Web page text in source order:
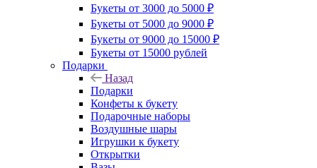
Букеты от 3000 до 5000 ₽
Букеты от 5000 до 9000 ₽
Букеты от 9000 до 15000 ₽
Букеты от 15000 рублей
Подарки
Назад
Подарки
Конфеты к букету
Подарочные наборы
Воздушные шары
Игрушки к букету
Открытки